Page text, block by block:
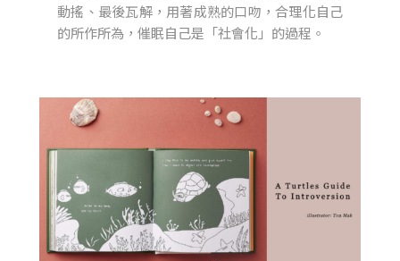
動搖、最後瓦解，用著成熟的口吻，合理化自己
的所作所為，催眠自己是「社會化」的過程。